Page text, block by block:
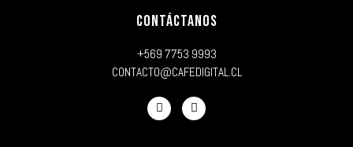
CONTÁCTANOS
+569 7753 9993
CONTACTO@CAFEDIGITAL.CL